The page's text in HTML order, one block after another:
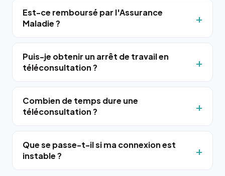
Est-ce remboursé par l'Assurance
Maladie ?
Puis-je obtenir un arrêt de travail en
téléconsultation ?
Combien de temps dure une
téléconsultation ?
Que se passe-t-il si ma connexion est
instable ?